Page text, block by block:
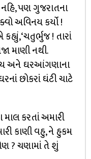
પણ ગુજરાતના
અવિનય કર્યો !
‘ચતુર્ભુજ ! તારાં
માણી નથી.
અને ઘરઆંગણાના
છોકરાં ઘંટી ચાટે
માલ કરતાં અમારી
કાણી વહુ, ને હુકમ
? ચણામાં તે શું